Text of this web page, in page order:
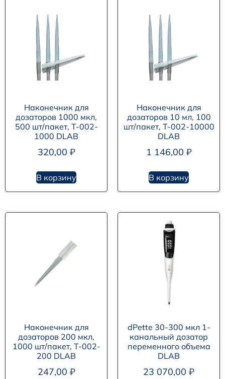
Наконечник для
дозаторов 1000 мкл,
500 шт/пакет, T-002-
1000 DLAB
320,00 ₽
В корзину
Наконечник для
дозаторов 10 мл, 100
шт/пакет, T-002-10000
DLAB
1 146,00 ₽
В корзину
Наконечник для
дозаторов 200 мкл,
1000 шт/пакет, T-002-
200 DLAB
247,00 ₽
dPette 30-300 мкл 1-
канальный дозатор
переменного объема
DLAB
23 070,00 ₽